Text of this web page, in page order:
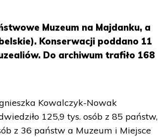
Muzeum na Majdanku, a
Konserwacji poddano 11
Do archiwum trafiło 168
Kowalczyk-Nowak
125,9 tys. osób z 85 państw,
z 36 państw a Muzeum i Miejsce